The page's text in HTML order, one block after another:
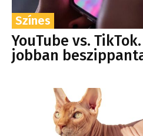
Színes
YouTube vs.
jobban